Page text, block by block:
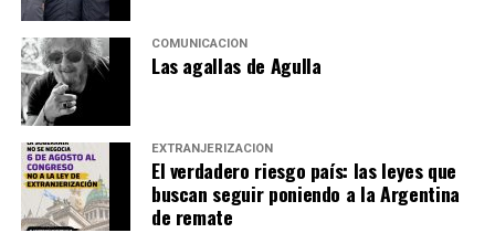
COMUNICACIÓN
Las agallas de Agulla
EXTRANJERIZACIÓN
El verdadero riesgo país: las leyes que
buscan seguir poniendo a la Argentina
de remate